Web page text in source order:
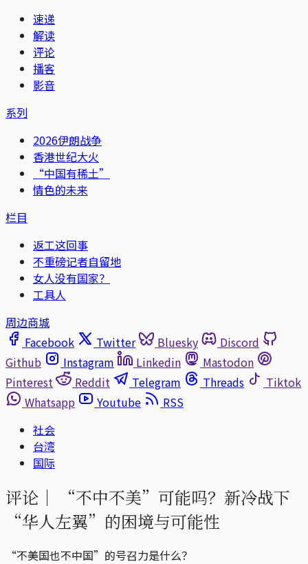
速递
解读
评论
播客
影音
系列
2026伊朗战争
香港世纪大火
“中国有稀土”
情色的未来
栏目
返工这回事
不重磅记者自留地
女人没有国家？
工具人
周边商城
Facebook
Twitter Bluesky
Discord
Github
Instagram Linkedin
Mastodon
Pinterest
Reddit Telegram Threads
Tiktok
Whatsapp
Youtube
RSS
社会
台湾
国际
评论｜
“不中不美”可能吗？新冷战下
“华人左翼”的困境与可能性
“不美国也不中国”的号召力是什么？